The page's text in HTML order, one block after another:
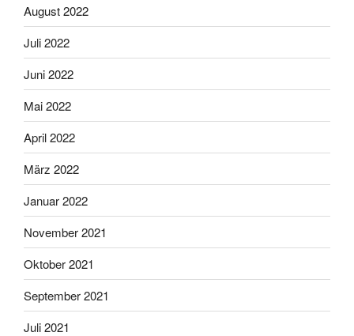
August 2022
Juli 2022
Juni 2022
Mai 2022
April 2022
März 2022
Januar 2022
November 2021
Oktober 2021
September 2021
Juli 2021